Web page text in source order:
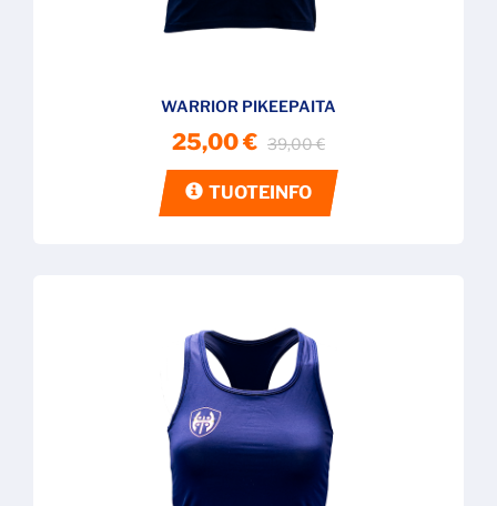
WARRIOR PIKEEPAITA
25,00 € 39,00 €
TUOTEINFO